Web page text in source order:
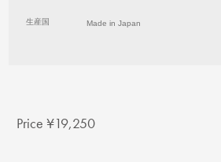
生産国 Made in Japan
Price ¥19,250